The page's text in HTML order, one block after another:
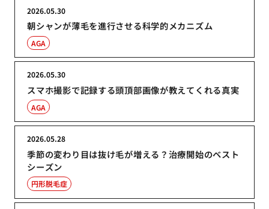
朝シャンが薄毛を進行させる科学的メカニズム
2026.05.30
AGA
スマホ撮影で記録する頭頂部画像が教えてくれる真実
2026.05.30
AGA
季節の変わり目は抜け毛が増える？治療開始のベスト
シーズン
2026.05.28
円形脱毛症